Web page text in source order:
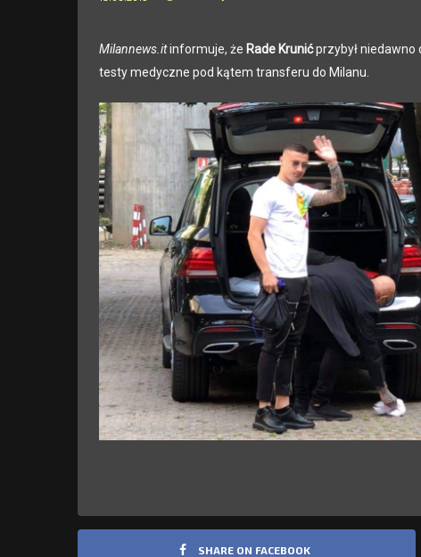
Milannews.itinformuje, że Rade Krunićprzybył niedawno
testy medyczne pod kątem transferu do Milanu.
SHARE ON FACEBOOK